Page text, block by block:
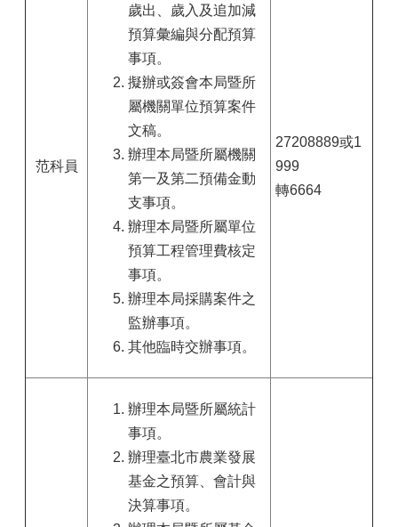
范科員
歲出、歲入及追加減
預算彙編與分配預算
事項。
擬辦或簽會本局暨所
屬機關單位預算案件
文稿。
辦理本局暨所屬機關
第一及第二預備金動
支事項。
辦理本局暨所屬單位
預算工程管理費核定
事項。
辦理本局採購案件之
監辦事項。
其他臨時交辦事項。
27208889或1
999
轉6664
辦理本局暨所屬統計
事項。
辦理臺北市農業發展
基金之預算、會計與
決算事項。